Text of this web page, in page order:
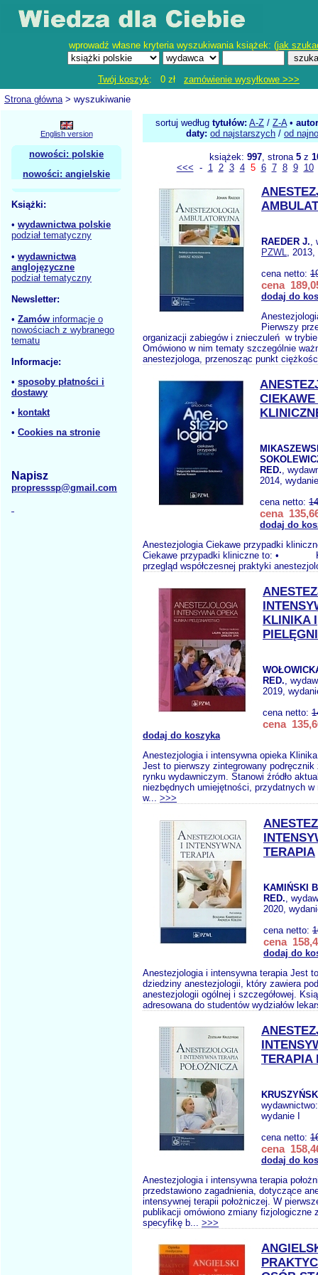
wprowadź własne kryteria wyszukiwania książek: (jak
Twój koszyk: 0 zł zamówienie wysyłkowe >>>
Strona główna> wyszukiwanie
English version
nowości: polskie
nowości: angielskie
Książki:
• wydawnictwa polskie
podział tematyczny
• wydawnictwa
anglojęzyczne
podział tematyczny
Newsletter:
• Zamów informacje o
nowościach z wybranego
tematu
Informacje:
• sposoby płatności i
dostawy
• kontakt
• Cookies na stronie
Napisz
propresssp@gmail.com
sortuj według tytułów: A-Z / Z-A•
daty: od najstarszych / od
książek: 997, strona 5 z
<<< - 1 2 3 4 5 6 7 8 9 10
RAEDER J.,
PZWL, 2013,
cena netto:
cena
dodaj do
Pierwszy
organizacji zabiegów i znieczuleń w
Omówiono w nim tematy szczególnie
anestezjologa, przenosząc punkt
RED.,
2014,
cena netto:
cena
dodaj do
Anestezjologia Ciekawe przypadki
Ciekawe przypadki kliniczne to: •
przegląd współczesnej praktyki
KLINIKA I
RED.,
2019,
cena netto:
cena
dodaj do koszyka
Anestezjologia i intensywna opieka
Jest to pierwszy zintegrowany
rynku wydawniczym. Stanowi źródło
niezbędnych umiejętności, przydatnych w
w... >>>
TERAPIA
KAMIŃSKI
RED.,
2020,
cena netto:
cena
dodaj do
Anestezjologia i intensywna terapia Jest
dziedziny anestezjologii, który zawiera
anestezjologii ogólnej i szczegółowej.
adresowana do studentów wydziałów
TERAPIA
wydanie I
cena netto:
cena
dodaj do
Anestezjologia i intensywna terapia
przedstawiono zagadnienia, dotyczące
intensywnej terapii położniczej. W
publikacji omówiono zmiany fizjologiczne
specyfikę b... >>>